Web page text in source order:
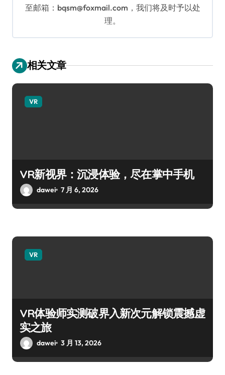
至邮箱：bqsm@foxmail.com，我们将及时予以处
理。
相关文章
VR
VR新视界：沉浸体验，尽在掌中手机
dawei 7 月 6, 2026
VR
VR体验师实测破界入新次元解锁震撼虚
实之旅
dawei 3 月 13, 2026